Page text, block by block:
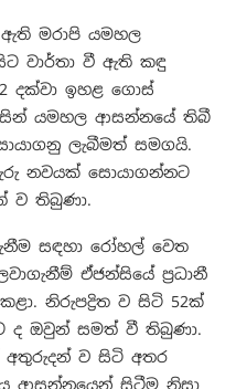
ඇති මරාපි යමහල
වාර්තා වී ඇති කඳු
දක්වා ඉහළ ගොස්
යමහල ආසන්නයේ තිබී
ලැබීමත් සමගයි.
නවයක් සොයාගන්නට
ව තිබුණා.
සඳහා රෝහල් වෙත
ඒජන්සියේ ප්‍රධානී
නිරුපද්‍රිත ව සිටි 52ක්
ද ඔවුන් සමත් වී තිබුණා.
ව සිටි අතර
ආසන්නයෙන් සිටීම නිසා